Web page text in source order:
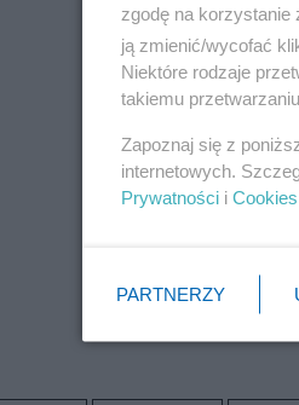
zgodę na korzystanie
ją zmienić/wycofać
Niektóre rodzaje
takiemu
Zapoznaj się z
internetowych.
Prywatności i Cookies
PARTNERZY